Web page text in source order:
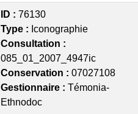
ID : 76130
Type : Iconographie
Consultation :
085_01_2007_4947ic
Conservation : 07027108
Gestionnaire : Témonia-
Ethnodoc